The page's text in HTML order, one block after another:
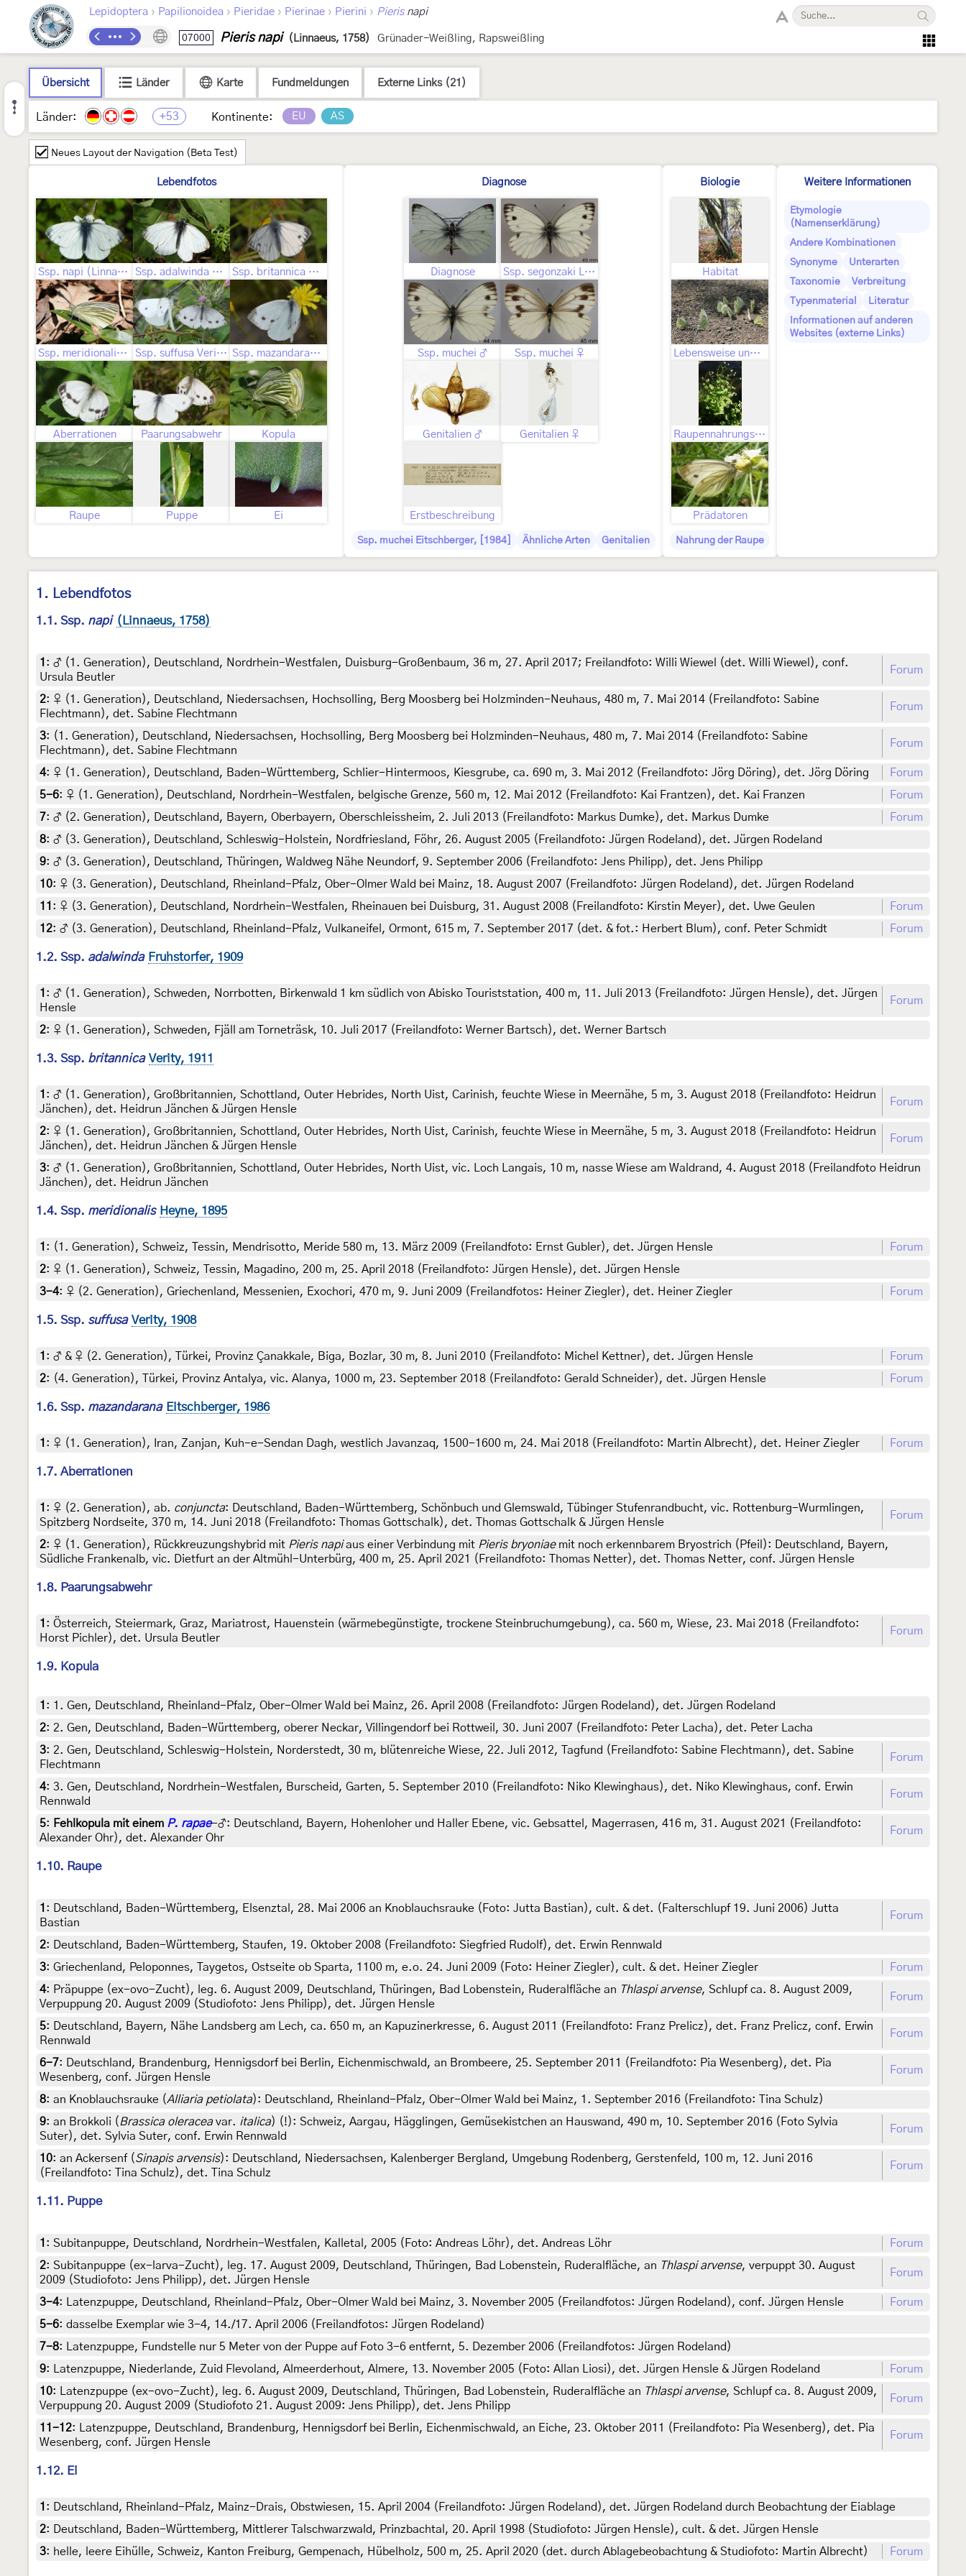
Lepidoptera › Papilionoidea › Pieridae › Pierinae › Pierini › Pierisnapi
07000 Pieris napi (Linnaeus, 1758) Grünader-Weißling, Rapsweißling
Übersicht Länder Karte Fundmeldungen Externe Links (21)
Länder: +53 Kontinente: EU AS
Neues Layout der Navigation (Beta Test)
Lebendfotos
Ssp. napi (Linnaeus, 1758) Ssp. adalwinda Fruhstorfer, 1909 Ssp. britannica Verity, 1911
Ssp. meridionalis Heyne, 1895 Ssp. suffusa Verity, 1908 Ssp. mazandarana Eitschberger, 1986
Aberrationen Paarungsabwehr Kopula
Raupe Puppe Ei
Diagnose
Diagnose Ssp. segonzaki Le Cerf, 1923
Ssp. muchei ♂ Ssp. muchei ♀
Genitalien ♂ Genitalien ♀
Erstbeschreibung
Ssp. muchei Eitschberger, [1984] Ähnliche Arten Genitalien
Biologie
Habitat
Lebensweise und Generationenfolge
Raupennahrungspflanzen
Prädatoren
Nahrung der Raupe
Weitere Informationen
Etymologie
(Namenserklärung)
Andere Kombinationen
Synonyme
Unterarten
Taxonomie
Verbreitung
Typenmaterial
Literatur
Informationen auf anderen
Websites (externe Links)
1. Lebendfotos
1.1. Ssp. napi (Linnaeus, 1758)
1 : ♂ (1. Generation), Deutschland, Nordrhein-Westfalen, Duisburg-Großenbaum, 36 m, 27. April 2017; Freilandfoto: Willi Wiewel (det. Willi Wiewel), conf.
Ursula Beutler
Forum
2: ♀ (1. Generation), Deutschland, Niedersachsen, Hochsolling, Berg Moosberg bei Holzminden-Neuhaus, 480 m, 7. Mai 2014 (Freilandfoto: Sabine
Flechtmann), det. Sabine Flechtmann
Forum
3: (1. Generation), Deutschland, Niedersachsen, Hochsolling, Berg Moosberg bei Holzminden-Neuhaus, 480 m, 7. Mai 2014 (Freilandfoto: Sabine
Flechtmann), det. Sabine Flechtmann
Forum
4: ♀ (1. Generation), Deutschland, Baden-Württemberg, Schlier-Hintermoos, Kiesgrube, ca. 690 m, 3. Mai 2012 (Freilandfoto: Jörg Döring), det. Jörg Döring
Forum
5-6: ♀ (1. Generation), Deutschland, Nordrhein-Westfalen, belgische Grenze, 560 m, 12. Mai 2012 (Freilandfoto: Kai Frantzen), det. Kai Franzen
Forum
7: ♂ (2. Generation), Deutschland, Bayern, Oberbayern, Oberschleissheim, 2. Juli 2013 (Freilandfoto: Markus Dumke), det. Markus Dumke
Forum
8: ♂ (3. Generation), Deutschland, Schleswig-Holstein, Nordfriesland, Föhr, 26. August 2005 (Freilandfoto: Jürgen Rodeland), det. Jürgen Rodeland
9: ♂ (3. Generation), Deutschland, Thüringen, Waldweg Nähe Neundorf, 9. September 2006 (Freilandfoto: Jens Philipp), det. Jens Philipp
10: ♀ (3. Generation), Deutschland, Rheinland-Pfalz, Ober-Olmer Wald bei Mainz, 18. August 2007 (Freilandfoto: Jürgen Rodeland), det. Jürgen Rodeland
11 : ♀ (3. Generation), Deutschland, Nordrhein-Westfalen, Rheinauen bei Duisburg, 31. August 2008 (Freilandfoto: Kirstin Meyer), det. Uwe Geulen
Forum
12: ♂ (3. Generation), Deutschland, Rheinland-Pfalz, Vulkaneifel, Ormont, 615 m, 7. September 2017 (det. & fot.: Herbert Blum), conf. Peter Schmidt Forum
1.2. Ssp. adalwinda Fruhstorfer, 1909
1 : ♂ (1. Generation), Schweden, Norrbotten, Birkenwald 1 km südlich von Abisko Touriststation, 400 m, 11. Juli 2013 (Freilandfoto: Jürgen Hensle), det. Jürgen
Hensle
Forum
2: ♀ (1. Generation), Schweden, Fjäll am Torneträsk, 10. Juli 2017 (Freilandfoto: Werner Bartsch), det. Werner Bartsch
1.3. Ssp. britannica Verity, 1911
1 : ♂ (1. Generation), Großbritannien, Schottland, Outer Hebrides, North Uist, Carinish, feuchte Wiese in Meernähe, 5 m, 3. August 2018 (Freilandfoto: Heidrun
Jänchen), det. Heidrun Jänchen & Jürgen Hensle
Forum
2: ♀ (1. Generation), Großbritannien, Schottland, Outer Hebrides, North Uist, Carinish, feuchte Wiese in Meernähe, 5 m, 3. August 2018 (Freilandfoto: Heidrun
Jänchen), det. Heidrun Jänchen & Jürgen Hensle
Forum
3: ♂ (1. Generation), Großbritannien, Schottland, Outer Hebrides, North Uist, vic. Loch Langais, 10 m, nasse Wiese am Waldrand, 4. August 2018 (Freilandfoto Heidrun
Jänchen), det. Heidrun Jänchen
1.4. Ssp. meridionalis Heyne, 1895
1 : (1. Generation), Schweiz, Tessin, Mendrisotto, Meride 580 m, 13. März 2009 (Freilandfoto: Ernst Gubler), det. Jürgen Hensle
Forum
2: ♀ (1. Generation), Schweiz, Tessin, Magadino, 200 m, 25. April 2018 (Freilandfoto: Jürgen Hensle), det. Jürgen Hensle
3-4: ♀ (2. Generation), Griechenland, Messenien, Exochori, 470 m, 9. Juni 2009 (Freilandfotos: Heiner Ziegler), det. Heiner Ziegler Forum
1.5. Ssp. suffusa Verity, 1908
1 : ♂ & ♀ (2. Generation), Türkei, Provinz Çanakkale, Biga, Bozlar, 30 m, 8. Juni 2010 (Freilandfoto: Michel Kettner), det. Jürgen Hensle
Forum
2: (4. Generation), Türkei, Provinz Antalya, vic. Alanya, 1000 m, 23. September 2018 (Freilandfoto: Gerald Schneider), det. Jürgen Hensle Forum
1.6. Ssp. mazandarana Eitschberger, 1986
1 : ♀ (1. Generation), Iran, Zanjan, Kuh-e-Sendan Dagh, westlich Javanzaq, 1500-1600 m, 24. Mai 2018 (Freilandfoto: Martin Albrecht), det. Heiner Ziegler Forum
1.7. Aberrationen
1 : ♀ (2. Generation), ab. conjuncta: Deutschland, Baden-Württemberg, Schönbuch und Glemswald, Tübinger Stufenrandbucht, vic. Rottenburg-Wurmlingen,
Spitzberg Nordseite, 370 m, 14. Juni 2018 (Freilandfoto: Thomas Gottschalk), det. Thomas Gottschalk & Jürgen Hensle
Forum
2: ♀ (1. Generation), Rückkreuzungshybrid mit Pieris napiaus einer Verbindung mit Pieris bryoniaemit noch erkennbarem Bryostrich (Pfeil): Deutschland, Bayern,
Südliche Frankenalb, vic. Dietfurt an der Altmühl-Unterbürg, 400 m, 25. April 2021 (Freilandfoto: Thomas Netter), det. Thomas Netter, conf. Jürgen Hensle
1.8. Paarungsabwehr
1 : Österreich, Steiermark, Graz, Mariatrost, Hauenstein (wärmebegünstigte, trockene Steinbruchumgebung), ca. 560 m, Wiese, 23. Mai 2018 (Freilandfoto:
Horst Pichler), det. Ursula Beutler
Forum
1.9. Kopula
1 : 1. Gen, Deutschland, Rheinland-Pfalz, Ober-Olmer Wald bei Mainz, 26. April 2008 (Freilandfoto: Jürgen Rodeland), det. Jürgen Rodeland
2: 2. Gen, Deutschland, Baden-Württemberg, oberer Neckar, Villingendorf bei Rottweil, 30. Juni 2007 (Freilandfoto: Peter Lacha), det. Peter Lacha
3: 2. Gen, Deutschland, Schleswig-Holstein, Norderstedt, 30 m, blütenreiche Wiese, 22. Juli 2012, Tagfund (Freilandfoto: Sabine Flechtmann), det. Sabine
Flechtmann
Forum
4: 3. Gen, Deutschland, Nordrhein-Westfalen, Burscheid, Garten, 5. September 2010 (Freilandfoto: Niko Klewinghaus), det. Niko Klewinghaus, conf. Erwin
Rennwald
Forum
5: Fehlkopula mit einem P. rapae-♂: Deutschland, Bayern, Hohenloher und Haller Ebene, vic. Gebsattel, Magerrasen, 416 m, 31. August 2021 (Freilandfoto:
Alexander Ohr), det. Alexander Ohr
Forum
1.10. Raupe
1 : Deutschland, Baden-Württemberg, Elsenztal, 28. Mai 2006 an Knoblauchsrauke (Foto: Jutta Bastian), cult. & det. (Falterschlupf 19. Juni 2006) Jutta
Bastian
Forum
2: Deutschland, Baden-Württemberg, Staufen, 19. Oktober 2008 (Freilandfoto: Siegfried Rudolf), det. Erwin Rennwald
3: Griechenland, Peloponnes, Taygetos, Ostseite ob Sparta, 1100 m, e.o. 24. Juni 2009 (Foto: Heiner Ziegler), cult. & det. Heiner Ziegler
Forum
4: Präpuppe (ex-ovo-Zucht), leg. 6. August 2009, Deutschland, Thüringen, Bad Lobenstein, Ruderalfläche an Thlaspi arvense, Schlupf ca. 8. August 2009,
Verpuppung 20. August 2009 (Studiofoto: Jens Philipp), det. Jürgen Hensle
Forum
5: Deutschland, Bayern, Nähe Landsberg am Lech, ca. 650 m, an Kapuzinerkresse, 6. August 2011 (Freilandfoto: Franz Prelicz), det. Franz Prelicz, conf. Erwin
Rennwald
Forum
6-7: Deutschland, Brandenburg, Hennigsdorf bei Berlin, Eichenmischwald, an Brombeere, 25. September 2011 (Freilandfoto: Pia Wesenberg), det. Pia
Wesenberg, conf. Jürgen Hensle
Forum
8: an Knoblauchsrauke (Alliaria petiolata): Deutschland, Rheinland-Pfalz, Ober-Olmer Wald bei Mainz, 1. September 2016 (Freilandfoto: Tina Schulz)
9: an Brokkoli (Brassica oleraceavar. italica) (!): Schweiz, Aargau, Hägglingen, Gemüsekistchen an Hauswand, 490 m, 10. September 2016 (Foto Sylvia
Suter), det. Sylvia Suter, conf. Erwin Rennwald
Forum
10: an Ackersenf (Sinapis arvensis): Deutschland, Niedersachsen, Kalenberger Bergland, Umgebung Rodenberg, Gerstenfeld, 100 m, 12. Juni 2016
(Freilandfoto: Tina Schulz), det. Tina Schulz
Forum
1.11. Puppe
1 : Subitanpuppe, Deutschland, Nordrhein-Westfalen, Kalletal, 2005 (Foto: Andreas Löhr), det. Andreas Löhr
Forum
2: Subitanpuppe (ex-larva-Zucht), leg. 17. August 2009, Deutschland, Thüringen, Bad Lobenstein, Ruderalfläche, an Thlaspi arvense, verpuppt 30. August
2009 (Studiofoto: Jens Philipp), det. Jürgen Hensle
Forum
3-4: Latenzpuppe, Deutschland, Rheinland-Pfalz, Ober-Olmer Wald bei Mainz, 3. November 2005 (Freilandfotos: Jürgen Rodeland), conf. Jürgen Hensle
Forum
5-6: dasselbe Exemplar wie 3-4, 14./17. April 2006 (Freilandfotos: Jürgen Rodeland)
7-8: Latenzpuppe, Fundstelle nur 5 Meter von der Puppe auf Foto 3-6 entfernt, 5. Dezember 2006 (Freilandfotos: Jürgen Rodeland)
9: Latenzpuppe, Niederlande, Zuid Flevoland, Almeerderhout, Almere, 13. November 2005 (Foto: Allan Liosi), det. Jürgen Hensle & Jürgen Rodeland
Forum
10: Latenzpuppe (ex-ovo-Zucht), leg. 6. August 2009, Deutschland, Thüringen, Bad Lobenstein, Ruderalfläche an Thlaspi arvense, Schlupf ca. 8. August 2009,
Verpuppung 20. August 2009 (Studiofoto 21. August 2009: Jens Philipp), det. Jens Philipp
Forum
11-12: Latenzpuppe, Deutschland, Brandenburg, Hennigsdorf bei Berlin, Eichenmischwald, an Eiche, 23. Oktober 2011 (Freilandfoto: Pia Wesenberg), det. Pia
Wesenberg, conf. Jürgen Hensle
Forum
1.12. Ei
1 : Deutschland, Rheinland-Pfalz, Mainz-Drais, Obstwiesen, 15. April 2004 (Freilandfoto: Jürgen Rodeland), det. Jürgen Rodeland durch Beobachtung der Eiablage
2: Deutschland, Baden-Württemberg, Mittlerer Talschwarzwald, Prinzbachtal, 20. April 1998 (Studiofoto: Jürgen Hensle), cult. & det. Jürgen Hensle
3: helle, leere Eihülle, Schweiz, Kanton Freiburg, Gempenach, Hübelholz, 500 m, 25. April 2020 (det. durch Ablagebeobachtung & Studiofoto: Martin Albrecht) Forum